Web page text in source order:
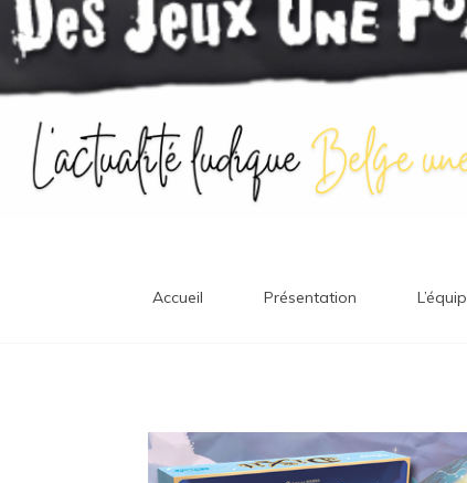
Accueil Présentation